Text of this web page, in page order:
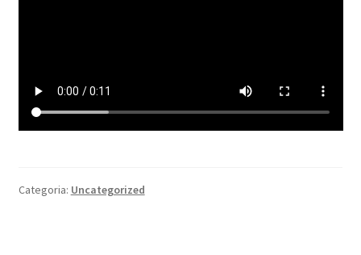
Categoria: Uncategorized